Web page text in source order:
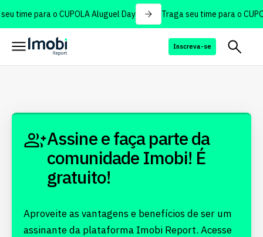
time para o CUPOLA Aluguel Day Traga seu time para o
Inscreva-se
Assine e faça parte da
comunidade Imobi! É
gratuito!
Aproveite as vantagens e benefícios de ser um
assinante da plataforma Imobi Report. Acesse